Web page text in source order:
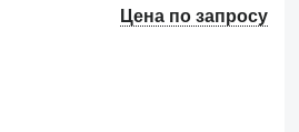
Цена по запросу